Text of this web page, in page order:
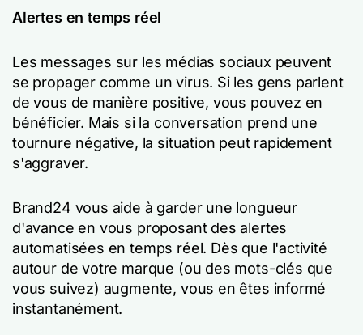
Alertes en temps réel
Les messages sur les médias sociaux peuvent
se propager comme un virus. Si les gens parlent
de vous de manière positive, vous pouvez en
bénéficier. Mais si la conversation prend une
tournure négative, la situation peut rapidement
s'aggraver.
Brand24 vous aide à garder une longueur
d'avance en vous proposant des alertes
automatisées en temps réel. Dès que l'activité
autour de votre marque (ou des mots-clés que
vous suivez) augmente, vous en êtes informé
instantanément.